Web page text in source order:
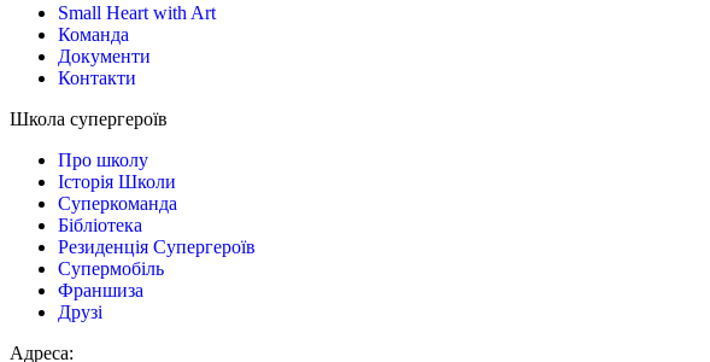
Small Heart with Art
Команда
Документи
Контакти
Школа супергероїв
Про школу
Історія Школи
Суперкоманда
Бібліотека
Резиденція Супергероїв
Супермобіль
Франшиза
Друзі
Адреса: